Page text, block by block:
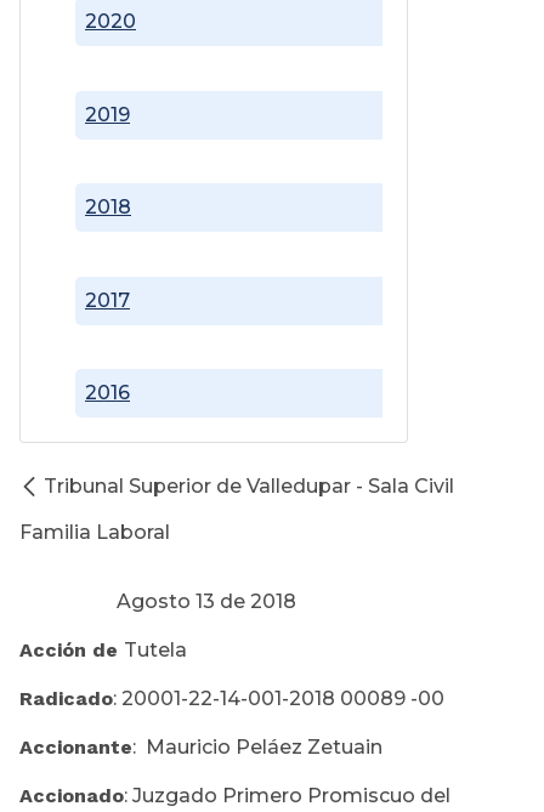
2016
2017
2018
2019
2020
Tribunal Superior de Valledupar - Sala Civil
Familia Laboral
Agosto 13 de 2018
Acción de Tutela
Radicado: 20001-22-14-001-2018 00089 -00
Accionante: Mauricio Peláez Zetuain
Accionado: Juzgado Primero Promiscuo del